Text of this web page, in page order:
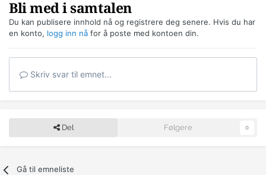
Bli med i samtalen
Du kan publisere innhold nå og registrere deg senere. Hvis du har
en konto, logg inn nå for å poste med kontoen din.
Skriv svar til emnet...
Del Følgere 0
Gå til emneliste